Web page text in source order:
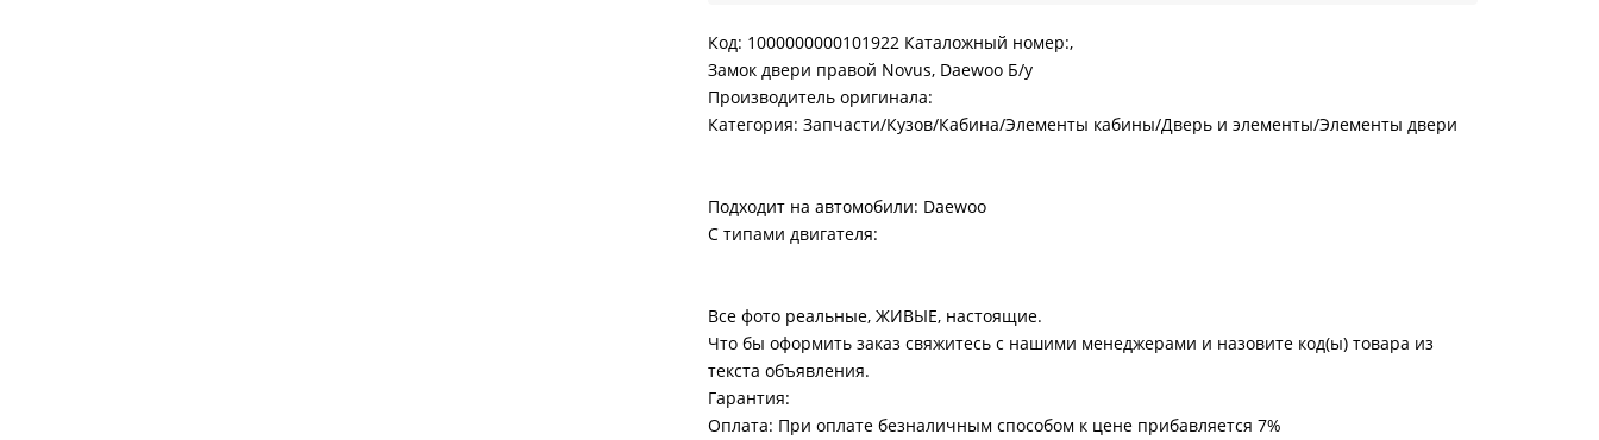
Код: 1000000000101922 Каталожный номер:,
Замок двери правой Novus, Daewoo Б/у
Производитель оригинала:
Категория: Запчасти/Кузов/Кабина/Элементы кабины/Дверь и элементы/Элементы двери
Подходит на автомобили: Daewoo
С типами двигателя:
Все фото реальные, ЖИВЫЕ, настоящие.
Что бы оформить заказ свяжитесь с нашими менеджерами и назовите код(ы) товара из
текста объявления.
Гарантия:
Оплата: При оплате безналичным способом к цене прибавляется 7%